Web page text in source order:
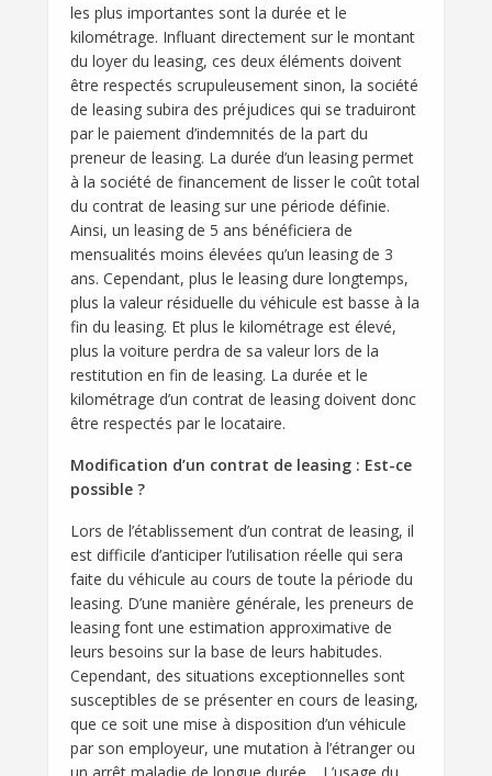
les plus importantes sont la durée et le
kilométrage. Influant directement sur le montant
du loyer du leasing, ces deux éléments doivent
être respectés scrupuleusement sinon, la société
de leasing subira des préjudices qui se traduiront
par le paiement d’indemnités de la part du
preneur de leasing. La durée d’un leasing permet
à la société de financement de lisser le coût total
du contrat de leasing sur une période définie.
Ainsi, un leasing de 5 ans bénéficiera de
mensualités moins élevées qu’un leasing de 3
ans. Cependant, plus le leasing dure longtemps,
plus la valeur résiduelle du véhicule est basse à la
fin du leasing. Et plus le kilométrage est élevé,
plus la voiture perdra de sa valeur lors de la
restitution en fin de leasing. La durée et le
kilométrage d’un contrat de leasing doivent donc
être respectés par le locataire.
Modification d’un contrat de leasing : Est-ce
possible ?
Lors de l’établissement d’un contrat de leasing, il
est difficile d’anticiper l’utilisation réelle qui sera
faite du véhicule au cours de toute la période du
leasing. D’une manière générale, les preneurs de
leasing font une estimation approximative de
leurs besoins sur la base de leurs habitudes.
Cependant, des situations exceptionnelles sont
susceptibles de se présenter en cours de leasing,
que ce soit une mise à disposition d’un véhicule
par son employeur, une mutation à l’étranger ou